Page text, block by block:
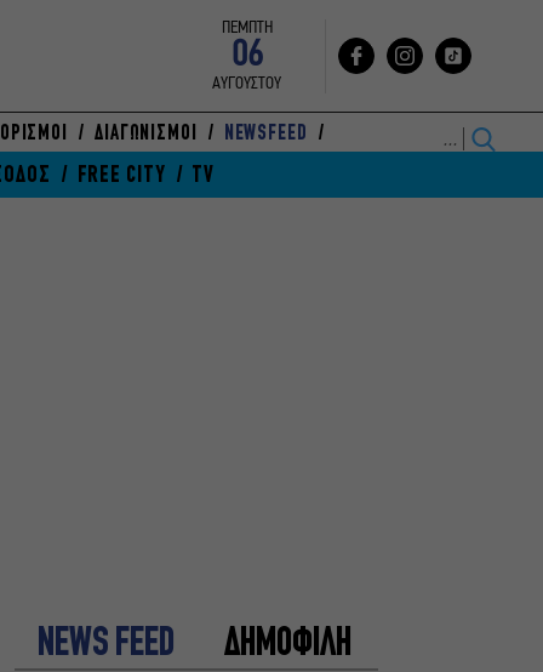
ΠΕΜΠΤΗ
06
ΑΥΓΟΥΣΤΟΥ
ΔΙΑΓΩΝΙΣΜΟΙ NEWSFEED
FREE CITY TV
NEWS FEED ΔΗΜΟΦΙΛΗ